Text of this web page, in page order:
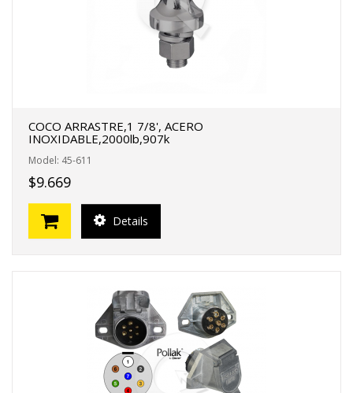
COCO ARRASTRE,1 7/8', ACERO
INOXIDABLE,2000lb,907k
Model: 45-611
$9.669
Details